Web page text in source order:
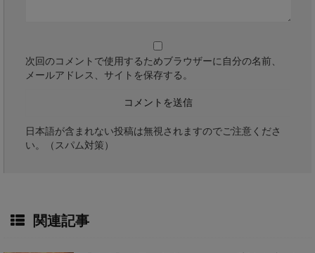
次回のコメントで使用するためブラウザーに自分の名前、
メールアドレス、サイトを保存する。
日本語が含まれない投稿は無視されますのでご注意くださ
い。（スパム対策）
関連記事